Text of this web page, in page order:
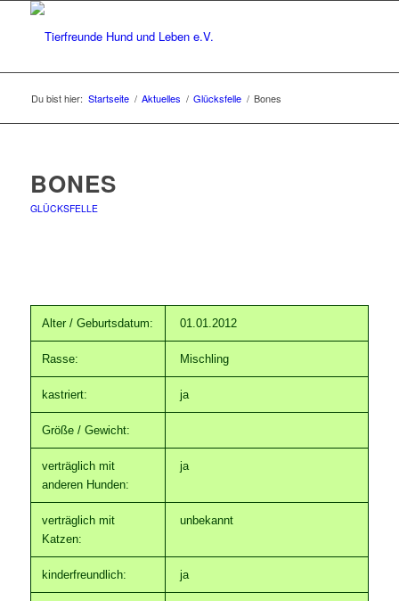
Du bist hier: Startseite / Aktuelles / Glücksfelle / Bones
BONES
GLÜCKSFELLE
Alter / Geburtsdatum: 01.01.2012
Rasse: Mischling
kastriert: ja
Größe / Gewicht:
verträglich mit
anderen Hunden:
ja
verträglich mit
Katzen:
unbekannt
kinderfreundlich: ja